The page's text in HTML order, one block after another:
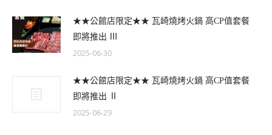
★★公館店限定★★ 瓦崎燒烤火鍋 高CP值套餐
即將推出 Ⅲ
2025-06-30
★★公館店限定★★ 瓦崎燒烤火鍋 高CP值套餐
即將推出 Ⅱ
2025-06-29